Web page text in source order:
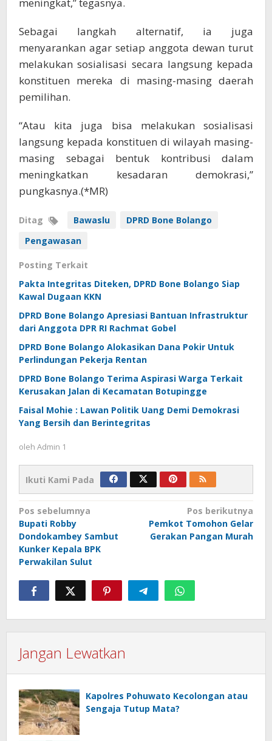
meningkat,” tegasnya.
Sebagai langkah alternatif, ia juga
menyarankan agar setiap anggota dewan turut
melakukan sosialisasi secara langsung kepada
konstituen mereka di masing-masing daerah
pemilihan.
“Atau kita juga bisa melakukan sosialisasi
langsung kepada konstituen di wilayah masing-
masing sebagai bentuk kontribusi dalam
meningkatkan kesadaran demokrasi,”
pungkasnya.(*MR)
Ditag Bawaslu
DPRD Bone Bolango
Pengawasan
Posting Terkait
Pakta Integritas Diteken, DPRD Bone Bolango Siap
Kawal Dugaan KKN
DPRD Bone Bolango Apresiasi Bantuan Infrastruktur
dari Anggota DPR RI Rachmat Gobel
DPRD Bone Bolango Alokasikan Dana Pokir Untuk
Perlindungan Pekerja Rentan
DPRD Bone Bolango Terima Aspirasi Warga Terkait
Kerusakan Jalan di Kecamatan Botupingge
Faisal Mohie : Lawan Politik Uang Demi Demokrasi
Yang Bersih dan Berintegritas
oleh Admin 1
Ikuti Kami Pada
Navigasi
pos
Pos sebelumnya
Bupati Robby
Dondokambey Sambut
Kunker Kepala BPK
Perwakilan Sulut
Pos berikutnya
Pemkot Tomohon Gelar
Gerakan Pangan Murah
Jangan Lewatkan
Kapolres Pohuwato Kecolongan atau
Sengaja Tutup Mata?